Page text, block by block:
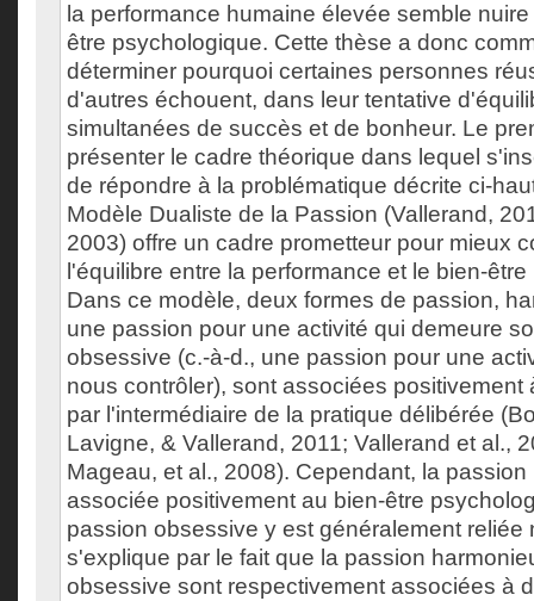
la performance humaine élevée semble
être psychologique. Cette thèse a donc
déterminer pourquoi certaines personnes
d'autres échouent, dans leur tentative
simultanées de succès et de bonheur. Le
présenter le cadre théorique dans lequel
de répondre à la problématique décrite ci-
Modèle Dualiste de la Passion (Vallerand,
2003) offre un cadre prometteur pour mieux
l'équilibre entre la performance et le bien-
Dans ce modèle, deux formes de passion,
une passion pour une activité qui demeure
obsessive (c.-à-d., une passion pour une
nous contrôler), sont associées positivement
par l'intermédiaire de la pratique délibérée
Lavigne, & Vallerand, 2011; Vallerand et al.,
Mageau, et al., 2008). Cependant, la
associée positivement au bien-être
passion obsessive y est généralement reliée
s'explique par le fait que la passion
obsessive sont respectivement associées à